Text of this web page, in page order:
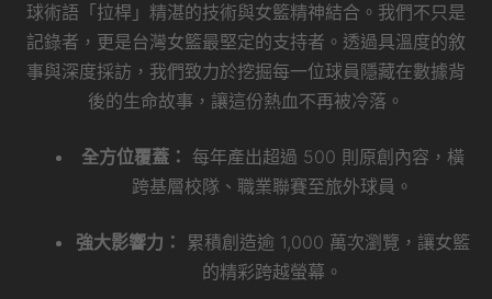
球術語「拉桿」精湛的技術與女籃精神結合。我們不只是
記錄者，更是台灣女籃最堅定的支持者。透過具溫度的敘
事與深度採訪，我們致力於挖掘每一位球員隱藏在數據背
後的生命故事，讓這份熱血不再被冷落。
全方位覆蓋： 每年產出超過 500 則原創內容，橫
跨基層校隊、職業聯賽至旅外球員。
強大影響力：
累積創造逾 1,000 萬次瀏覽，讓女籃
的精彩跨越螢幕。